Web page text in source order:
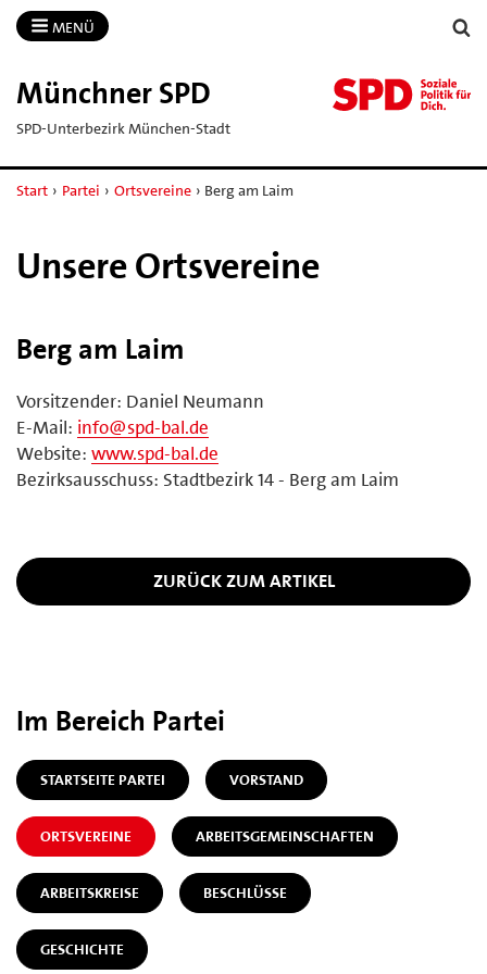
MENÜ
Münchner SPD
SPD-Unterbezirk München-Stadt
Start › Partei › Ortsvereine › Berg am Laim
Unsere Ortsvereine
Berg am Laim
Vorsitzender: Daniel Neumann
E-Mail: info@spd-bal.de
Website: www.spd-bal.de
Bezirksausschuss: Stadtbezirk 14 - Berg am Laim
ZURÜCK ZUM ARTIKEL
Im Bereich Partei
STARTSEITE PARTEI VORSTAND
ORTSVEREINE ARBEITSGEMEINSCHAFTEN
ARBEITSKREISE BESCHLÜSSE
GESCHICHTE